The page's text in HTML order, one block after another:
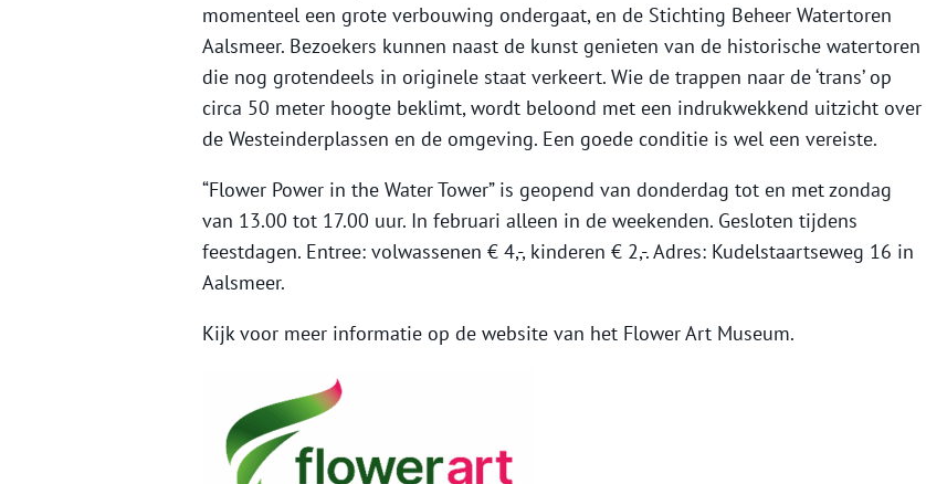
momenteel een grote verbouwing ondergaat, en de Stichting Beheer Watertoren
Aalsmeer. Bezoekers kunnen naast de kunst genieten van de historische watertoren
die nog grotendeels in originele staat verkeert. Wie de trappen naar de ‘trans’ op
circa 50 meter hoogte beklimt, wordt beloond met een indrukwekkend uitzicht over
de Westeinderplassen en de omgeving. Een goede conditie is wel een vereiste.
“Flower Power in the Water Tower” is geopend van donderdag tot en met zondag
van 13.00 tot 17.00 uur. In februari alleen in de weekenden. Gesloten tijdens
feestdagen. Entree: volwassenen € 4,-, kinderen € 2,-. Adres: Kudelstaartseweg 16 in
Aalsmeer.
Kijk voor meer informatie op de website van het Flower Art Museum.